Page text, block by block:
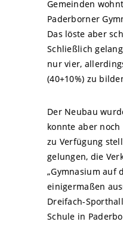
Gemeinden
Paderborner
Das löste aber
Schließlich
nur vier,
(40+10%) zu
Der Neubau
konnte aber
zu Verfügung
gelungen, die
„Gymnasium auf
einigermaßen
Dreifach-
Schule in